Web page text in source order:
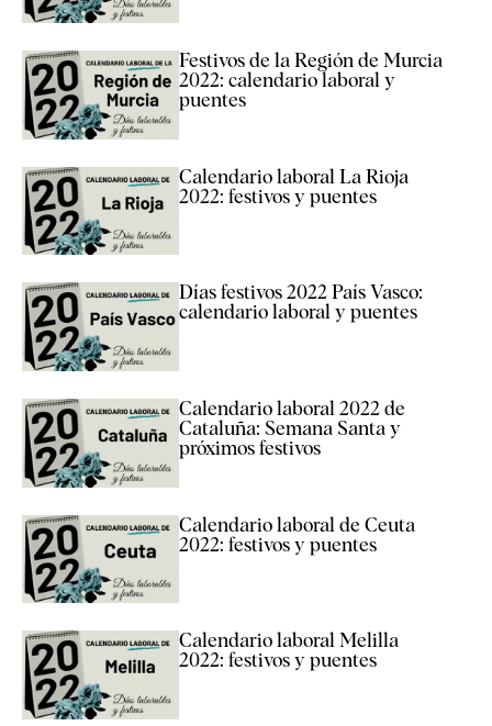
Festivos de la Región de Murcia
2022: calendario laboral y
puentes
Calendario laboral La Rioja
2022: festivos y puentes
Días festivos 2022 País Vasco:
calendario laboral y puentes
Calendario laboral 2022 de
Cataluña: Semana Santa y
próximos festivos
Calendario laboral de Ceuta
2022: festivos y puentes
Calendario laboral Melilla
2022: festivos y puentes